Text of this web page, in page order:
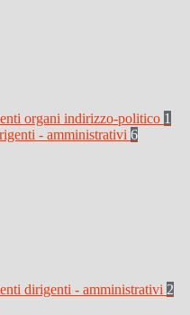
organi indirizzo-politico 1
- amministrativi 6
dirigenti - amministrativi 2